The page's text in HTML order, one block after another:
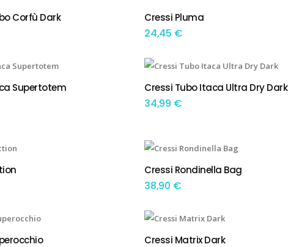
Corfù Dark TEM OPÇÕES
Cressi Pluma
24,45 €
Supertotem ADICIONAR
Cressi Tubo Itaca Ultra Dry Dark
34,99 €
TEM OPÇÕES
Cressi Rondinella Bag
38,90 €
ADICIONAR
Cressi Matrix Dark